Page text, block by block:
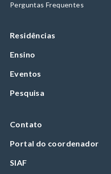
Perguntas Frequentes
Residências
Ensino
Eventos
Pesquisa
Contato
Portal do coordenador
SIAF